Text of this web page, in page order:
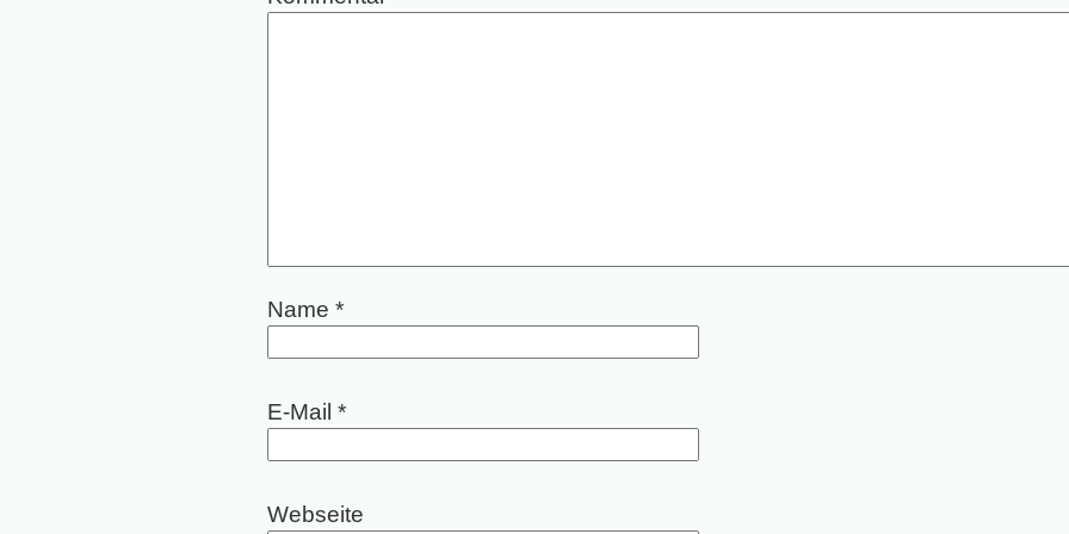
Name *
E-Mail *
Webseite